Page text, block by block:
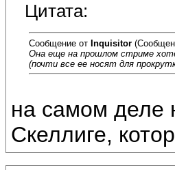
Цитата:
Сообщение от Inquisitor
Она еще на прошлом стриме
(почти все ее носят для
на самом деле
Скеллиге,